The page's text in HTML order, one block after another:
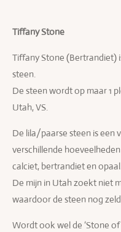
Tiffany Stone
Tiffany Stone (Bertrandiet)
steen.
De steen wordt op maar 1
Utah, VS.
De lila/paarse steen is een
verschillende
calciet, bertrandiet en
De mijn in Utah zoekt niet
waardoor de steen nog
Wordt ook wel de ‘Stone